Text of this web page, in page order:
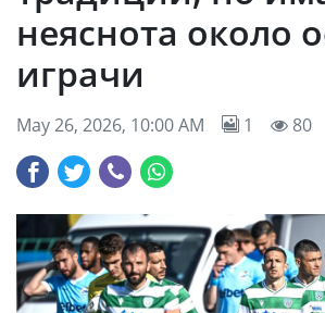
неяснота около
играчи
May 26, 2026, 10:00 AM 1 80